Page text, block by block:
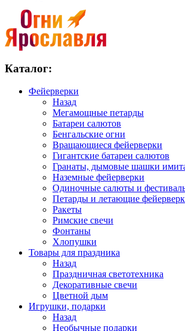
Каталог:
Фейерверки
Назад
Мегамощные петарды
Батареи салютов
Бенгальские огни
Вращающиеся фейерверки
Гигантские батареи салютов
Гранаты, дымовые шашки
Наземные фейерверки
Одиночные салюты и
Петарды и летающие
Ракеты
Римские свечи
Фонтаны
Хлопушки
Товары для праздника
Назад
Праздничная светотехника
Декоративные свечи
Цветной дым
Игрушки, подарки
Назад
Необычные подарки